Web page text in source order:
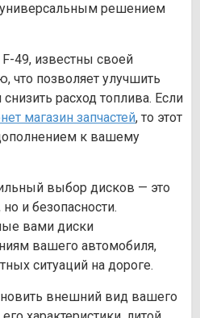
универсальным решением
49, известны своей
что позволяет улучшить
расход топлива. Если
магазин запчастей, то этот
к вашему
выбор дисков — это
и безопасности.
вами диски
вашего автомобиля,
ситуаций на дороге.
внешний вид вашего